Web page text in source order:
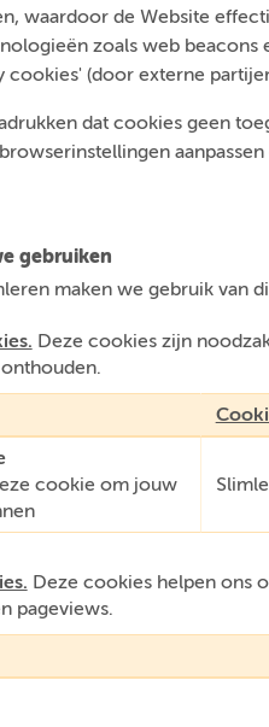
waardoor de Website
zoals web
cookies' (door externe
dat cookies geen
gebruiken
maken we gebruik van
Deze cookies zijn
cookie om jouw
Deze cookies helpen ons
pageviews.